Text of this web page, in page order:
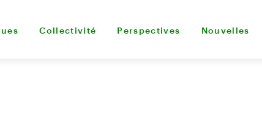
Collectivité Perspectives Nouvelles